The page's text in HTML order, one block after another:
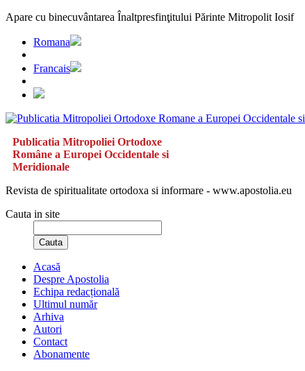
Apare cu binecuvântarea Înaltpresfinţitului Părinte Mitropolit Iosif
Romana
Francais
Publicatia Mitropoliei Ortodoxe
Române a Europei Occidentale si
Meridionale
Revista de spiritualitate ortodoxa si informare - www.apostolia.eu
Cauta in site
Cauta
Acasă
Despre Apostolia
Echipa redacțională
Ultimul număr
Arhiva
Autori
Contact
Abonamente